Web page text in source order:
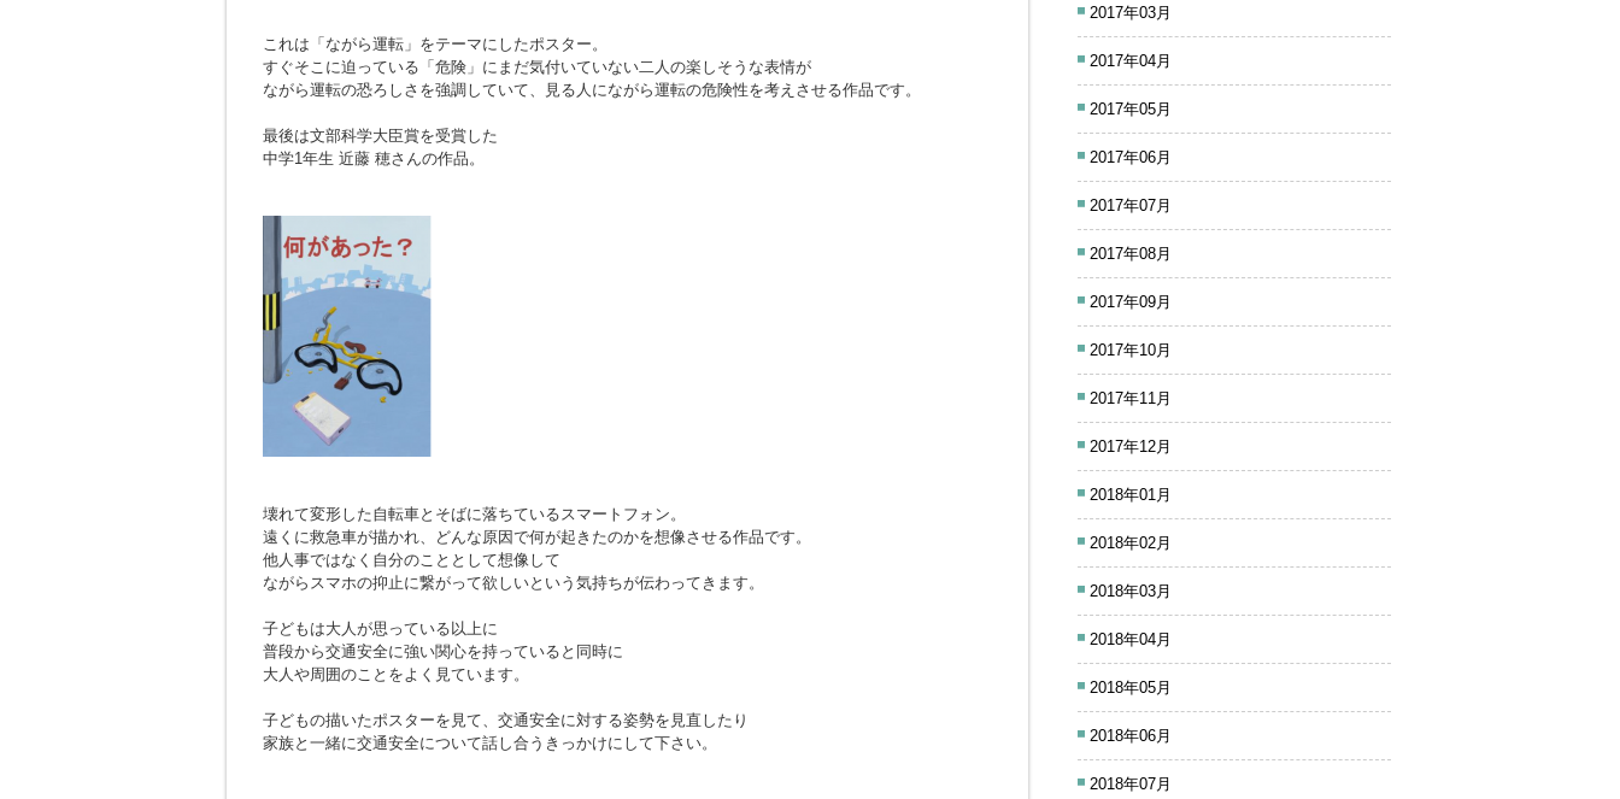
これは「ながら運転」をテーマにしたポスター。
すぐそこに迫っている「危険」にまだ気付いていない二人の楽しそうな表情が
ながら運転の恐ろしさを強調していて、見る人にながら運転の危険性を考えさせる作品です。
最後は文部科学大臣賞を受賞した
中学1年生 近藤 穂さんの作品。
壊れて変形した自転車とそばに落ちているスマートフォン。
遠くに救急車が描かれ、どんな原因で何が起きたのかを想像させる作品です。
他人事ではなく自分のこととして想像して
ながらスマホの抑止に繋がって欲しいという気持ちが伝わってきます。
子どもは大人が思っている以上に
普段から交通安全に強い関心を持っていると同時に
大人や周囲のことをよく見ています。
子どもの描いたポスターを見て、交通安全に対する姿勢を見直したり
家族と一緒に交通安全について話し合うきっかけにして下さい。
2017年03月
2017年04月
2017年05月
2017年06月
2017年07月
2017年08月
2017年09月
2017年10月
2017年11月
2017年12月
2018年01月
2018年02月
2018年03月
2018年04月
2018年05月
2018年06月
2018年07月